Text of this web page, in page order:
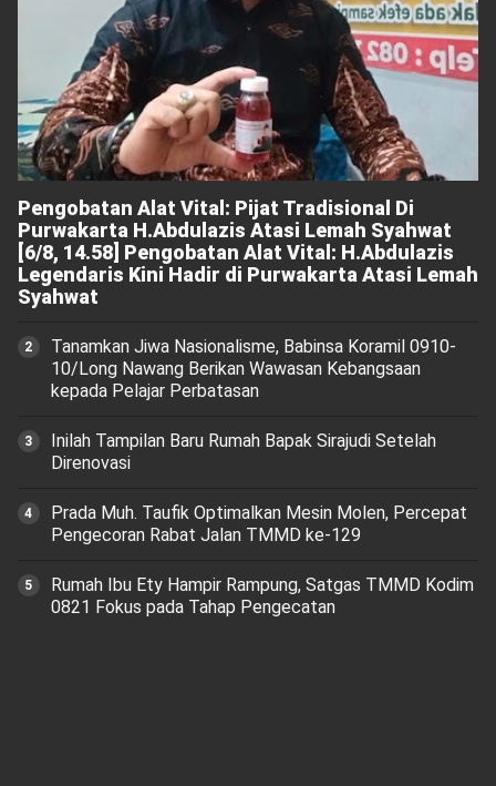
Pengobatan Alat Vital: Pijat Tradisional Di
Purwakarta H.Abdulazis Atasi Lemah Syahwat
[6/8, 14.58] Pengobatan Alat Vital: H.Abdulazis
Legendaris Kini Hadir di Purwakarta Atasi Lemah
Syahwat
Tanamkan Jiwa Nasionalisme, Babinsa Koramil 0910-
10/Long Nawang Berikan Wawasan Kebangsaan
kepada Pelajar Perbatasan
Inilah Tampilan Baru Rumah Bapak Sirajudi Setelah
Direnovasi
Prada Muh. Taufik Optimalkan Mesin Molen, Percepat
Pengecoran Rabat Jalan TMMD ke-129
Rumah Ibu Ety Hampir Rampung, Satgas TMMD Kodim
0821 Fokus pada Tahap Pengecatan